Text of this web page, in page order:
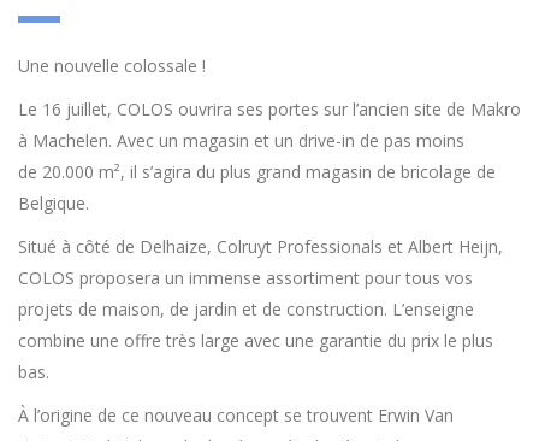
Une nouvelle colossale !
Le 16 juillet, COLOS ouvrira ses portes sur l’ancien site de Makro
à Machelen. Avec un magasin et un drive-in de pas moins
de 20.000 m², il s’agira du plus grand magasin de bricolage de
Belgique.
Situé à côté de Delhaize, Colruyt Professionals et Albert Heijn,
COLOS proposera un immense assortiment pour tous vos
projets de maison, de jardin et de construction. L’enseigne
combine une offre très large avec une garantie du prix le plus
bas.
À l’origine de ce nouveau concept se trouvent Erwin Van